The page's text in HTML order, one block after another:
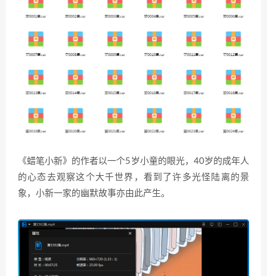
《蜡笔小新》的作者以一个5岁小童的眼光，40岁的成年人
的心态去观察这个大千世界，看到了许多光怪陆离的景
象，小新一家的幽默故事亦由此产生。